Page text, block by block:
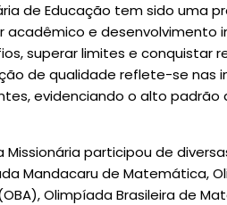
de Educação tem sido uma
acadêmico e desenvolvimento
superar limites e conquistar
de qualidade reflete-se nas
evidenciando o alto padrão
Missionária participou de
Mandacaru de Matemática,
Olimpíada Brasileira de